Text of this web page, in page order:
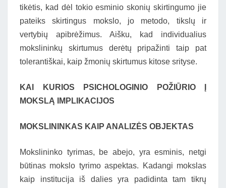
tikėtis, kad dėl tokio esminio skonių skirtingumo jie
pateiks skirtingus mokslo, jo metodo, tikslų ir
vertybių apibrėžimus. Aišku, kad individualius
mokslininkų skirtumus derėtų pripažinti taip pat
tolerantiškai, kaip žmonių skirtumus kitose srityse.
KAI KURIOS PSICHOLOGINIO POŽIŪRIO Į
MOKSLĄ IMPLIKACIJOS
MOKSLININKAS KAIP ANALIZĖS OBJEKTAS
Mokslininko tyrimas, be abejo, yra esminis, netgi
būtinas mokslo tyrimo aspektas. Kadangi mokslas
kaip institucija iš dalies yra padidinta tam tikrų